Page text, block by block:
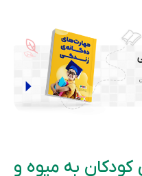
به میوه و